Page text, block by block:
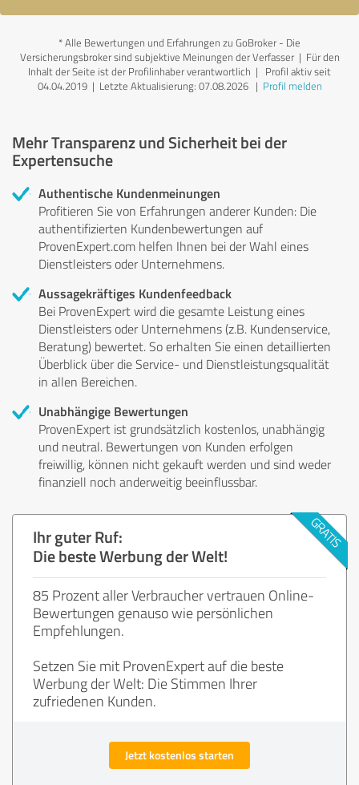
*Alle Bewertungen und Erfahrungen zu GoBroker - Die
Versicherungsbroker sind subjektive Meinungen der Verfasser | Für den
Inhalt der Seite ist der Profilinhaber verantwortlich | Profil aktiv seit
04.04.2019 | Letzte Aktualisierung: 07.08.2026| Profil melden
Mehr Transparenz und Sicherheit bei der
Expertensuche
Authentische Kundenmeinungen
Profitieren Sie von Erfahrungen anderer Kunden: Die
authentifizierten Kundenbewertungen auf
ProvenExpert.com helfen Ihnen bei der Wahl eines
Dienstleisters oder Unternehmens.
Aussagekräftiges Kundenfeedback
Bei ProvenExpert wird die gesamte Leistung eines
Dienstleisters oder Unternehmens (z.B. Kundenservice,
Beratung) bewertet. So erhalten Sie einen detaillierten
Überblick über die Service- und Dienstleistungsqualität
in allen Bereichen.
Unabhängige Bewertungen
ProvenExpert ist grundsätzlich kostenlos, unabhängig
und neutral. Bewertungen von Kunden erfolgen
freiwillig, können nicht gekauft werden und sind weder
finanziell noch anderweitig beeinflussbar.
Ihr guter Ruf:
Die beste Werbung der Welt!
85 Prozent aller Verbraucher vertrauen Online-
Bewertungen genauso wie persönlichen
Empfehlungen.
Setzen Sie mit ProvenExpert auf die beste
Werbung der Welt: Die Stimmen Ihrer
zufriedenen Kunden.
Jetzt kostenlos starten